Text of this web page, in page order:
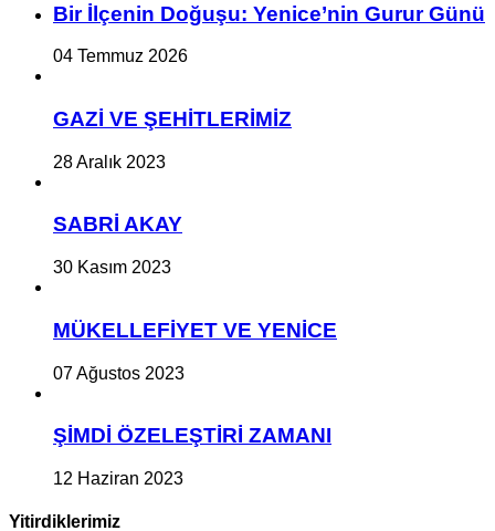
Bir İlçe­nin Do­ğu­şu: Ye­ni­ce’nin Gurur Günü
04 Temmuz 2026
GAZİ VE ŞEHİTLERİMİZ
28 Aralık 2023
SABRİ AKAY
30 Kasım 2023
MÜKELLEFİYET VE YENİCE
07 Ağustos 2023
ŞİMDİ ÖZELEŞTİRİ ZAMANI
12 Haziran 2023
Yitirdiklerimiz